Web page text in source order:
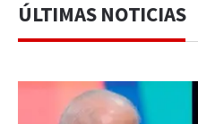
ÚLTIMAS NOTICIAS